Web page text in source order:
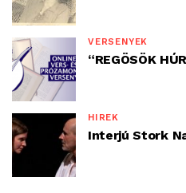
VERSENYEK
“REGÖSÖK
HÍREK
Interjú Stork